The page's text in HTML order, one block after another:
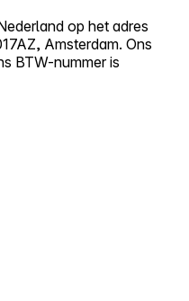
op het adres
Amsterdam. Ons
BTW-nummer is